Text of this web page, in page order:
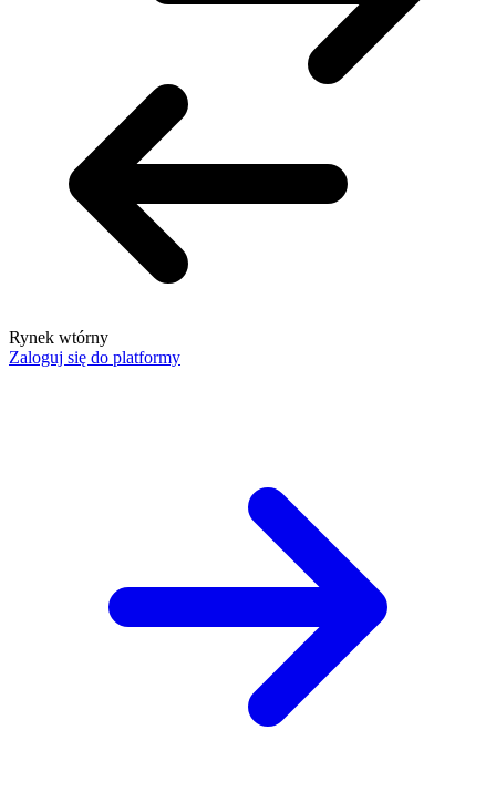
Rynek wtórny
Zaloguj się do platformy